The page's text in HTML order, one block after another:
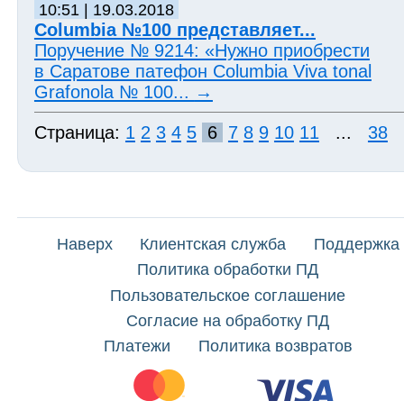
10:51 | 19.03.2018
Columbia №100 представляет...
Поручение № 9214: «Нужно приобрести
в Саратове патефон Columbia Viva tonal
Grafonola № 100... →
Страница: 1 2 3 4 5 6 7 8 9 10 11 ... 38
Наверх Клиентская служба
Поддержка
Политика обработки ПД
Пользовательское соглашение
Согласие на обработку ПД
Платежи
Политика возвратов